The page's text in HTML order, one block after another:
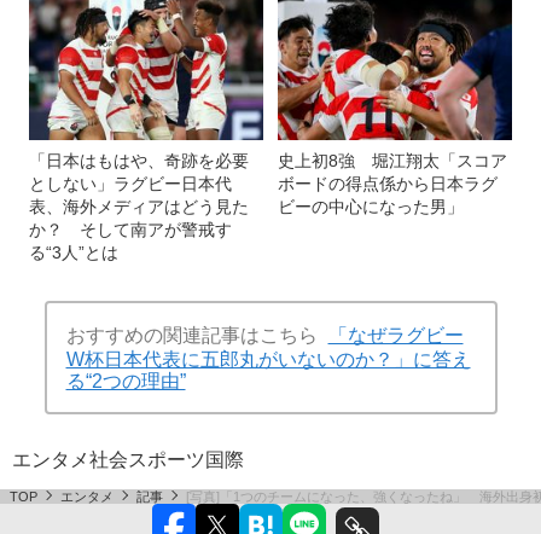
「日本はもはや、奇跡を必要
としない」ラグビー日本代
表、海外メディアはどう見た
か？ そして南アが警戒す
る“3人”とは
史上初8強 堀江翔太「スコア
ボードの得点係から日本ラグ
ビーの中心になった男」
おすすめの関連記事はこちら
「なぜラグビー
W杯日本代表に五郎丸がいないのか？」に答え
る“2つの理由”
エンタメ社会スポーツ国際
TOP エンタメ 記事 [写真]「1つのチームになった、強くなったね」 海外出身